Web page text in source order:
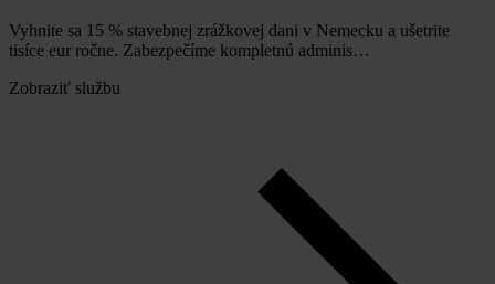
Vyhnite sa 15 % stavebnej zrážkovej dani v Nemecku a ušetrite
tisíce eur ročne. Zabezpečíme kompletnú adminis…
Zobraziť službu